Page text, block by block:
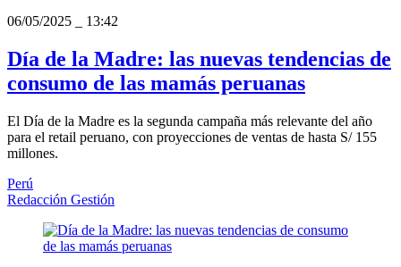
06/05/2025
13:42
Día de la Madre: las nuevas tendencias de
consumo de las mamás peruanas
El Día de la Madre es la segunda campaña más relevante del año
para el retail peruano, con proyecciones de ventas de hasta S/ 155
millones.
Perú
Redacción Gestión